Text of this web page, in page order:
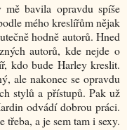
bavila opravdu spíše
mého kreslířům nějak
hodně autorů. Hned
autorů, kde nejde o
kdo bude Harley kreslit.
ale nakonec se opravdu
stylů a přístupů. Pak už
odvádí dobrou práci.
a je sem tam i sexy.